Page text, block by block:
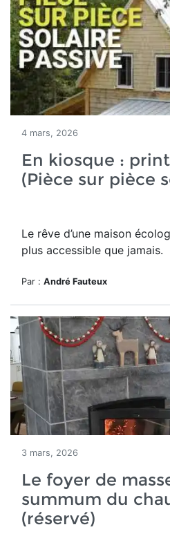
4 mars, 2026
En kiosque :
(Pièce sur pièce
Le rêve d’une maison
plus accessible que jamais.
Par : André Fauteux
3 mars, 2026
Le foyer de
summum du
(réservé)